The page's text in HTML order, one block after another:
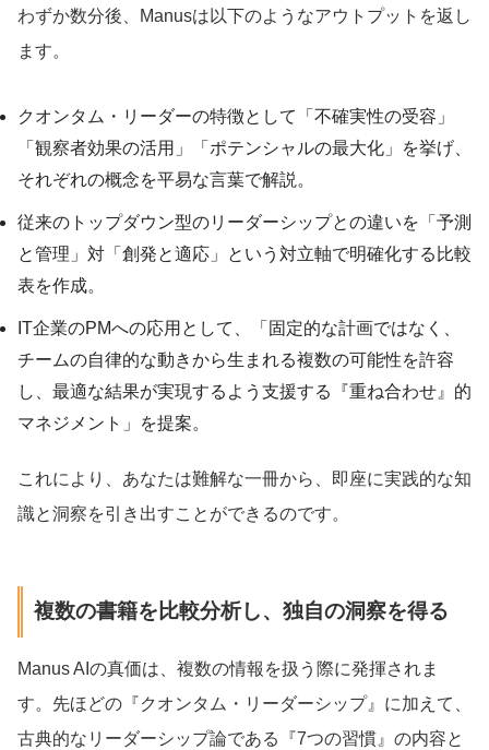
わずか数分後、Manusは以下のようなアウトプットを返し
ます。
クオンタム・リーダーの特徴として「不確実性の受容」
「観察者効果の活用」「ポテンシャルの最大化」を挙げ、
それぞれの概念を平易な言葉で解説。
従来のトップダウン型のリーダーシップとの違いを「予測
と管理」対「創発と適応」という対立軸で明確化する比較
表を作成。
IT企業のPMへの応用として、「固定的な計画ではなく、
チームの自律的な動きから生まれる複数の可能性を許容
し、最適な結果が実現するよう支援する『重ね合わせ』的
マネジメント」を提案。
これにより、あなたは難解な一冊から、即座に実践的な知
識と洞察を引き出すことができるのです。
複数の書籍を比較分析し、独自の洞察を得る
Manus AIの真価は、複数の情報を扱う際に発揮されま
す。先ほどの『クオンタム・リーダーシップ』に加えて、
古典的なリーダーシップ論である『7つの習慣』の内容と